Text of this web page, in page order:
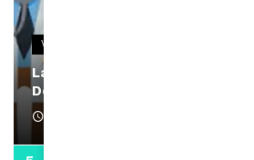
VIDEOS
La rubrique santé speciale
Docteur Makanda